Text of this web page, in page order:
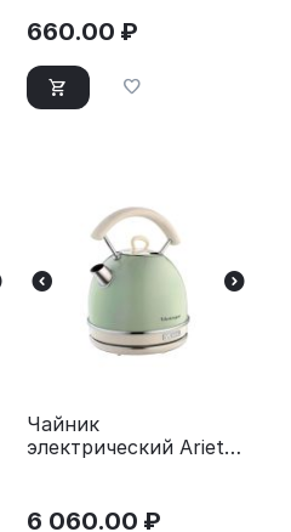
660.00 ₽
Чайник
электрический Ariete
6 060.00 ₽